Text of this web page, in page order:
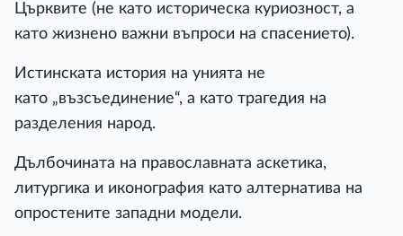
Църквите (не като историческа куриозност, а
като жизнено важни въпроси на спасението).
Истинската история на унията не
като „възсъединение“, а като трагедия на
разделения народ.
Дълбочината на православната аскетика,
литургика и иконография като алтернатива на
опростените западни модели.